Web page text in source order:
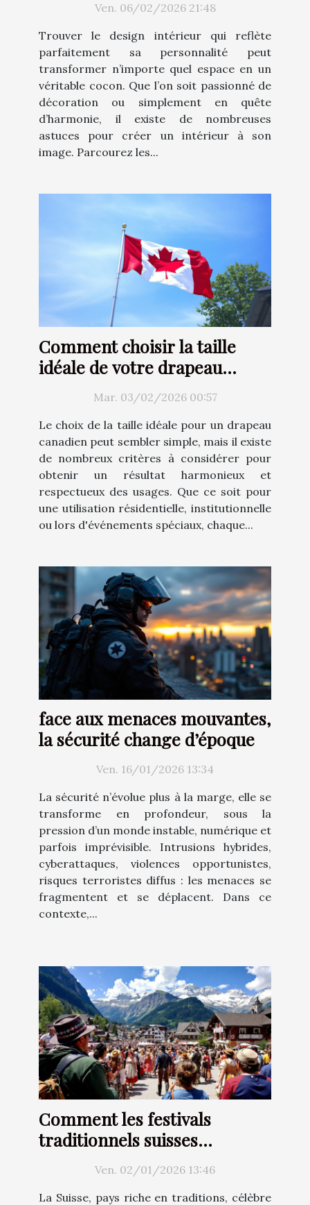
Ven. 06/02/2026 21:48
Trouver le design intérieur qui reflète
parfaitement sa personnalité peut
transformer n’importe quel espace en un
véritable cocon. Que l’on soit passionné de
décoration ou simplement en quête
d’harmonie, il existe de nombreuses
astuces pour créer un intérieur à son
image. Parcourez les...
Comment choisir la taille
idéale de votre drapeau
canadien ?Mar. 03/02/2026 00:57
Le choix de la taille idéale pour un drapeau
canadien peut sembler simple, mais il existe
de nombreux critères à considérer pour
obtenir un résultat harmonieux et
respectueux des usages. Que ce soit pour
une utilisation résidentielle, institutionnelle
ou lors d'événements spéciaux, chaque...
face aux menaces mouvantes,
la sécurité change d’époque
Ven. 16/01/2026 13:34
La sécurité n’évolue plus à la marge, elle se
transforme en profondeur, sous la
pression d’un monde instable, numérique et
parfois imprévisible. Intrusions hybrides,
cyberattaques, violences opportunistes,
risques terroristes diffus : les menaces se
fragmentent et se déplacent. Dans ce
contexte,...
Comment les festivals
traditionnels suisses
renforcent-ils l'identité
culturelle ?Ven. 02/01/2026 13:46
La Suisse, pays riche en traditions, célèbre